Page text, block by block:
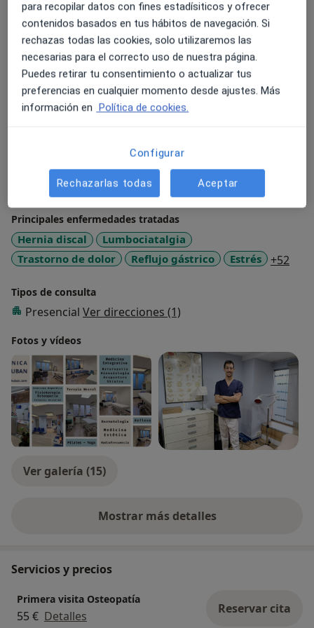
vida. Le invitamos a reservar su cita con nuestro
equipo y comenzar su camino hacia el bienestar
integral.
ver másSobre mí
Especialista en:
Osteopatía del deporte
Osteopatía sacrocraneal
Mostrar más detalles
Principales enfermedades tratadas
Hernia discal
Lumbociatalgia
Trastorno de dolor
Reflujo gástrico Estrés +52
Tipos de consulta
Presencial Ver direcciones (1)
Fotos y vídeos
Ver galería (15)
Mostrar más detalles
sobre la experiencia
Servicios y precios
Primera visita Osteopatía
55 € Detalles Reservar cita
para recopilar datos con fines estadísiticos y ofrecer
contenidos basados en tus hábitos de navegación. Si
rechazas todas las cookies, solo utilizaremos las
necesarias para el correcto uso de nuestra página.
Puedes retirar tu consentimiento o actualizar tus
preferencias en cualquier momento desde ajustes. Más
información en Política de cookies.
Configurar
Rechazarlas todas Aceptar